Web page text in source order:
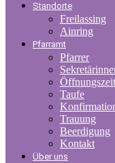
Standorte
Freilassing
Ainring
Pfarramt
Pfarrer
Taufe
Trauung
Beerdigung
Kontakt
Über uns